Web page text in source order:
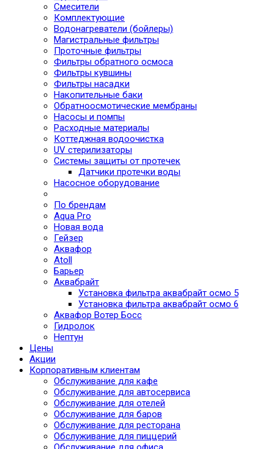
Смесители
Комплектующие
Водонагреватели (бойлеры)
Магистральные фильтры
Проточные фильтры
Фильтры обратного осмоса
Фильтры кувшины
Фильтры насадки
Накопительные баки
Обратноосмотические мембраны
Насосы и помпы
Расходные материалы
Коттеджная водоочистка
UV стерилизаторы
Системы защиты от протечек
Датчики протечки воды
Насосное оборудование
По брендам
Aqua Pro
Новая вода
Гейзер
Аквафор
Atoll
Барьер
Аквабрайт
Установка фильтра аквабрайт осмо 5
Установка фильтра аквабрайт осмо 6
Аквафор Вотер Босс
Гидролок
Нептун
Цены
Акции
Корпоративным клиентам
Обслуживание для кафе
Обслуживание для автосервиса
Обслуживание для отелей
Обслуживание для баров
Обслуживание для ресторана
Обслуживание для пиццерий